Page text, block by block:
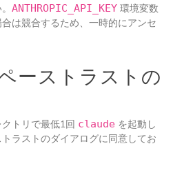
ANTHROPIC_API_KEY環境変数
は競合するため、一時的にアンセ
ーストラストの
トリで最低1回 claudeを起動し
ラストのダイアログに同意してお